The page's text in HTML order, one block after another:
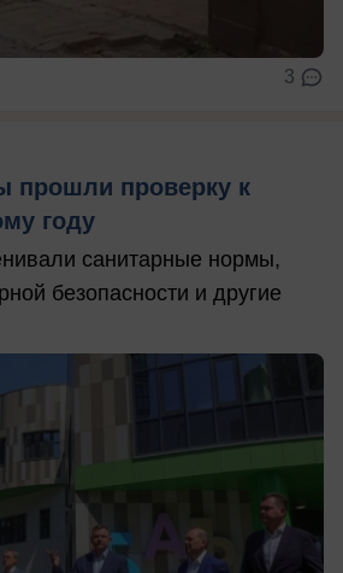
3
прошли проверку к
году
санитарные нормы,
безопасности и другие